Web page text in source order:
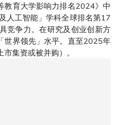
教育大学影响力排名2024》中
人工智能」学科全球排名第17
竞争力。在研究及创业创新方
世界领先」水平。直至2025年
集资或被并购）。